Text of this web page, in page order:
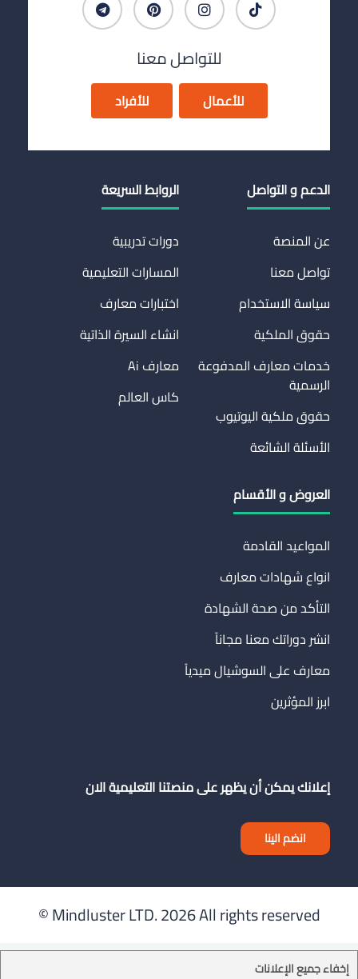
للتواصل معنا
للأعمال للأفراد
الدعم و التواصل
عن المنصة
تواصل معنا
سياسة الاستخدام
حقوق الملكية
خدمات معارف المدفوعة
الرسمية
حقوق ملكية اليوتيوب
الأسئلة الشائعة
الروابط السريعة
دورات تدريبية
المسارات التعليمية
اختبارات معارف
انشاء السيرة الذاتية
معارف Ai
كاس العالم
العروض و الأقسام
المواعيد القادمة
انواع شهادات معارف
التأكد من صحة الشهادة
انشر دوراتك معنا مجاناً
معارف على السوشيال ميدياً
ابرز المؤثرين
إعلانك يمكن أن يظهر على منصتنا التعليمية الان
انضم الينا
Mindluster LTD.2026 All rights reserved ©
إخفاء جميع الإعلانات